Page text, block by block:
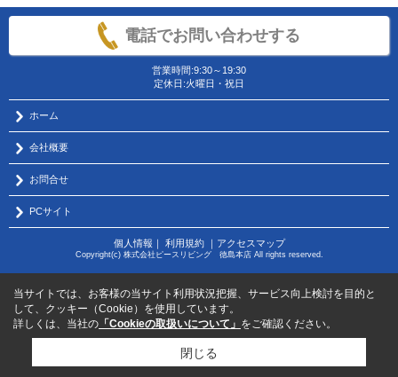
電話でお問い合わせする
営業時間:9:30～19:30
定休日:火曜日・祝日
ホーム
会社概要
お問合せ
PCサイト
個人情報 ｜ 利用規約｜ アクセスマップ
Copyright(c) 株式会社ピースリビング 徳島本店 All rights reserved.
当サイトでは、お客様の当サイト利用状況把握、サービス向上検討を目的と
して、クッキー（Cookie）を使用しています。
詳しくは、当社の 「Cookieの取扱いについて」 をご確認ください。
閉じる